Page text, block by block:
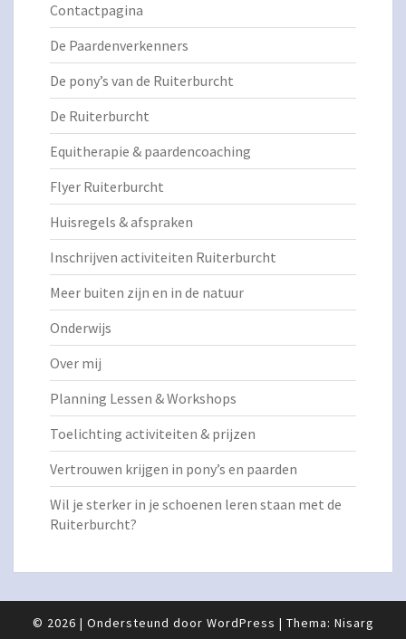
Contactpagina
De Paardenverkenners
De pony’s van de Ruiterburcht
De Ruiterburcht
Equitherapie & paardencoaching
Flyer Ruiterburcht
Huisregels & afspraken
Inschrijven activiteiten Ruiterburcht
Meer buiten zijn en in de natuur
Onderwijs
Over mij
Planning Lessen & Workshops
Toelichting activiteiten & prijzen
Vertrouwen krijgen in pony’s en paarden
Wil je sterker in je schoenen leren staan met de
Ruiterburcht?
© 2026 | Ondersteund door WordPress | Thema: Nisarg